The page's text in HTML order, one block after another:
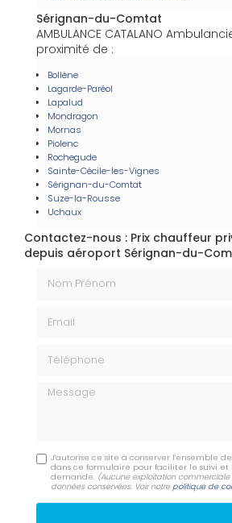
Sérignan-du-Comtat
AMBULANCE CATALANO
proximité de :
Bollène
Lagarde-Paréol
Lapalud
Mondragon
Mornas
Piolenc
Rochegude
Sainte-Cécile-les-Vignes
Sérignan-du-Comtat
Suze-la-Rousse
Uchaux
Contactez-nous : Prix chauffeur
depuis aéroport Sérignan-du-
Message
J'autorise ce site à conserver l'ensemble
dans ce formulaire pour faciliter le suivi
demande. (Aucune exploitation
données conservées. Voir notrepolitique de